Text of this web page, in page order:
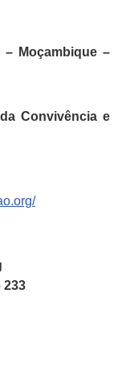
Moçambique –
Convivência e
233